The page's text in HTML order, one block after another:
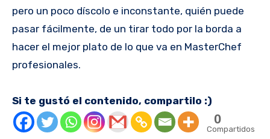
pero un poco díscolo e inconstante, quién puede
pasar fácilmente, de un tirar todo por la borda a
hacer el mejor plato de lo que va en MasterChef
profesionales.
Si te gustó el contenido, compartilo :)
0
Compartidos